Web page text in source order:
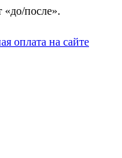
после».
оплата на сайте